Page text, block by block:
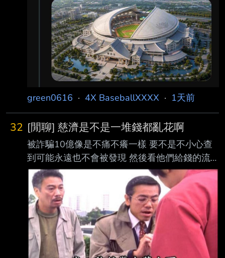
塊地出來蓋巨蛋 應該反彈力道比蓋精舍小吧 慈
濟洗白是不是就靠這次了 --
green0616 · 4X BaseballXXXX · 1天前
32 [閒聊] 慈濟是不是一堆錢都亂花啊
被詐騙10億像是不痛不癢一樣 要不是不小心查
到可能永遠也不會被發現 然後看他們給錢的流
程也超隨便 資產好幾千億這樣管錢也是神奇 這
麼大筆的金額都不在乎了 其他幾百幾千萬的款
項會不會也是隨便花啊 --